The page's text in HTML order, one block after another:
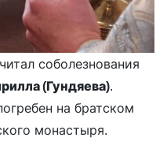
соболезнования
(Гундяева).
на братском
монастыря.